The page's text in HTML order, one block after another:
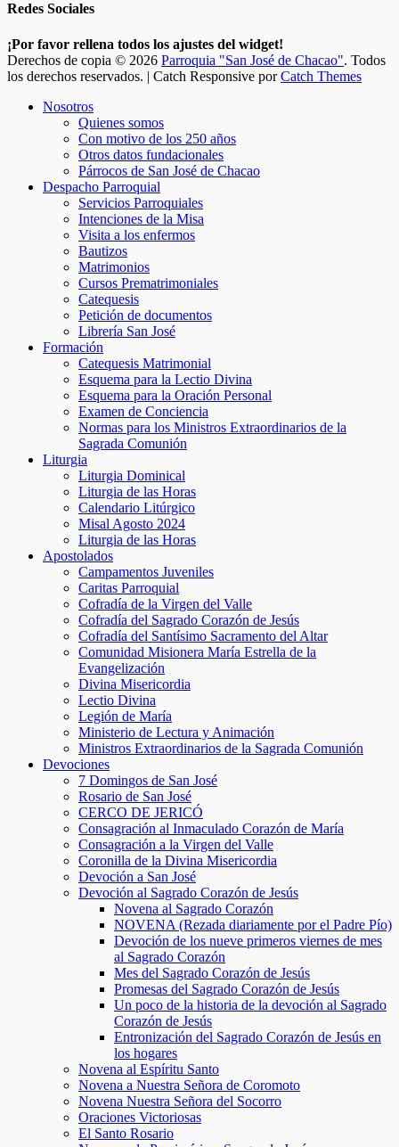
Redes Sociales
Facebook
Twitter
Correo
electrónico
Instagram
Teléfono
¡Por favor rellena todos los ajustes del widget!
Derechos de copia © 2026 Parroquia "San José de Chacao". Todos
los derechos reservados. | Catch Responsive porCatch Themes
Nosotros
Quienes somos
Con motivo de los 250 años
Otros datos fundacionales
Párrocos de San José de Chacao
Despacho Parroquial
Servicios Parroquiales
Intenciones de la Misa
Visita a los enfermos
Bautizos
Matrimonios
Cursos Prematrimoniales
Catequesis
Petición de documentos
Librería San José
Formación
Catequesis Matrimonial
Esquema para la Lectio Divina
Esquema para la Oración Personal
Examen de Conciencia
Normas para los Ministros Extraordinarios de la
Sagrada Comunión
Liturgia
Liturgia Dominical
Liturgia de las Horas
Calendario Litúrgico
Misal Agosto 2024
Liturgia de las Horas
Apostolados
Campamentos Juveniles
Caritas Parroquial
Cofradía de la Virgen del Valle
Cofradía del Sagrado Corazón de Jesús
Cofradía del Santísimo Sacramento del Altar
Comunidad Misionera María Estrella de la
Evangelización
Divina Misericordia
Lectio Divina
Legión de María
Ministerio de Lectura y Animación
Ministros Extraordinarios de la Sagrada Comunión
Devociones
7 Domingos de San José
Rosario de San José
CERCO DE JERICÓ
Consagración al Inmaculado Corazón de María
Consagración a la Virgen del Valle
Coronilla de la Divina Misericordia
Devoción a San José
Devoción al Sagrado Corazón de Jesús
Novena al Sagrado Corazón
NOVENA (Rezada diariamente por el Padre Pío)
Devoción de los nueve primeros viernes de mes
al Sagrado Corazón
Mes del Sagrado Corazón de Jesús
Promesas del Sagrado Corazón de Jesús
Un poco de la historia de la devoción al Sagrado
Corazón de Jesús
Entronización del Sagrado Corazón de Jesús en
los hogares
Novena al Espíritu Santo
Novena a Nuestra Señora de Coromoto
Novena Nuestra Señora del Socorro
Oraciones Victoriosas
El Santo Rosario